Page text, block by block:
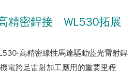
精密銲接 WL530拓展
高精密線性馬達驅動藍光雷射銲
電跨足雷射加工應用的重要里程